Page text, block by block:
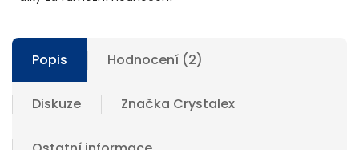
Popis Hodnocení (2)
Diskuze Značka Crystalex